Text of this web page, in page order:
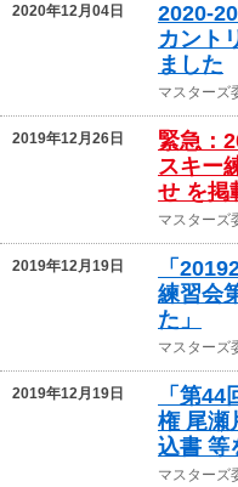
2020年12月04日
2020-
カント
ました
マスターズ
2019年12月26日
緊急：
スキー
せ を掲
マスターズ
2019年12月19日
「
練習会
た」
マスターズ
2019年12月19日
「第
権 尾瀬
込書 等
マスターズ